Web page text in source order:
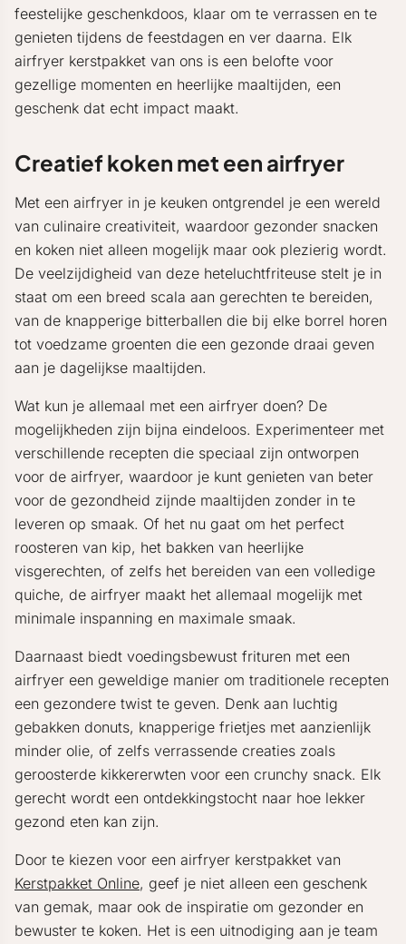
feestelijke geschenkdoos, klaar om te verrassen en te
genieten tijdens de feestdagen en ver daarna. Elk
airfryer kerstpakket van ons is een belofte voor
gezellige momenten en heerlijke maaltijden, een
geschenk dat echt impact maakt.
Creatief koken met een airfryer
Met een airfryer in je keuken ontgrendel je een wereld
van culinaire creativiteit, waardoor gezonder snacken
en koken niet alleen mogelijk maar ook plezierig wordt.
De veelzijdigheid van deze heteluchtfriteuse stelt je in
staat om een breed scala aan gerechten te bereiden,
van de knapperige bitterballen die bij elke borrel horen
tot voedzame groenten die een gezonde draai geven
aan je dagelijkse maaltijden.
Wat kun je allemaal met een airfryer doen? De
mogelijkheden zijn bijna eindeloos. Experimenteer met
verschillende recepten die speciaal zijn ontworpen
voor de airfryer, waardoor je kunt genieten van beter
voor de gezondheid zijnde maaltijden zonder in te
leveren op smaak. Of het nu gaat om het perfect
roosteren van kip, het bakken van heerlijke
visgerechten, of zelfs het bereiden van een volledige
quiche, de airfryer maakt het allemaal mogelijk met
minimale inspanning en maximale smaak.
Daarnaast biedt voedingsbewust frituren met een
airfryer een geweldige manier om traditionele recepten
een gezondere twist te geven. Denk aan luchtig
gebakken donuts, knapperige frietjes met aanzienlijk
minder olie, of zelfs verrassende creaties zoals
geroosterde kikkererwten voor een crunchy snack. Elk
gerecht wordt een ontdekkingstocht naar hoe lekker
gezond eten kan zijn.
Door te kiezen voor een airfryer kerstpakket van
Kerstpakket Online, geef je niet alleen een geschenk
van gemak, maar ook de inspiratie om gezonder en
bewuster te koken. Het is een uitnodiging aan je team